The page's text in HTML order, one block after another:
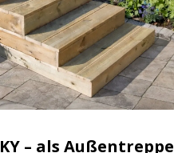
– als Außentreppe